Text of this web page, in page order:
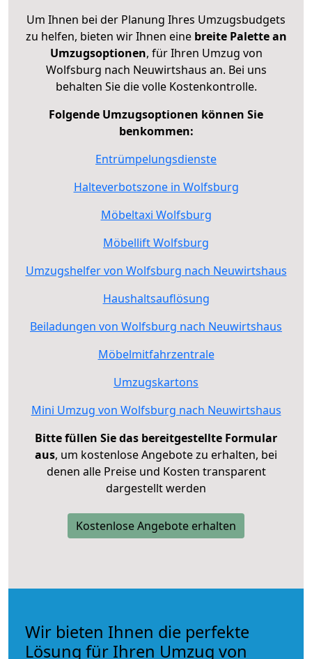
Um Ihnen bei der Planung Ihres Umzugsbudgets
zu helfen, bieten wir Ihnen eine breite Palette an
Umzugsoptionen, für Ihren Umzug von
Wolfsburg nach Neuwirtshaus an. Bei uns
behalten Sie die volle Kostenkontrolle.
Folgende Umzugsoptionen können Sie
benkommen:
Entrümpelungsdienste
Halteverbotszone in Wolfsburg
Möbeltaxi Wolfsburg
Möbellift Wolfsburg
Umzugshelfer von Wolfsburg nach Neuwirtshaus
Haushaltsauflösung
Beiladungen von Wolfsburg nach Neuwirtshaus
Möbelmitfahrzentrale
Umzugskartons
Mini Umzug von Wolfsburg nach Neuwirtshaus
Bitte füllen Sie das bereitgestellte Formular
aus, um kostenlose Angebote zu erhalten, bei
denen alle Preise und Kosten transparent
dargestellt werden
Kostenlose Angebote erhalten
Wir bieten Ihnen die perfekte
Lösung für Ihren Umzug von